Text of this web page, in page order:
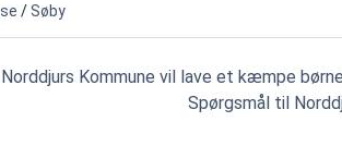
/Søby
Kommune vil lave et kæmpe
Spørgsmål til